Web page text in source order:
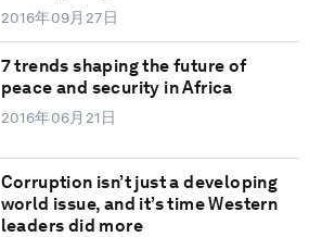
2016年09月27日
7 trends shaping the future of
peace and security in Africa
2016年06月21日
Corruption isn’t just a developing
world issue, and it’s time Western
leaders did more